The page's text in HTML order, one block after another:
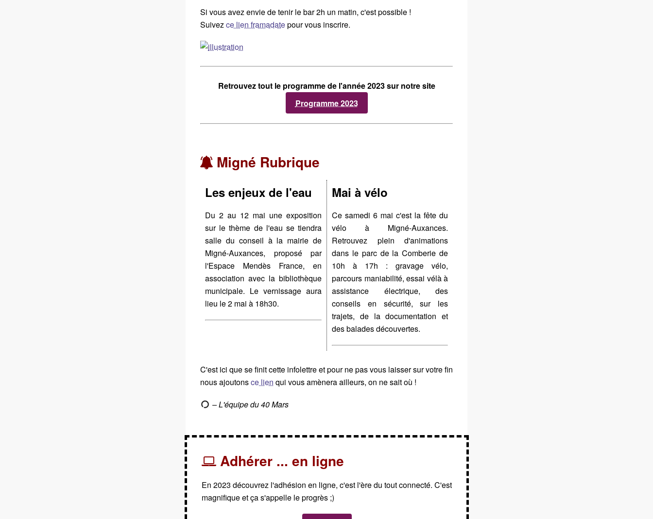
Si vous avez envie de tenir le bar 2h un matin, c'est possible !
Suivezce lien framadatepour vous inscrire.
Retrouvez tout le programme de l'année 2023 sur notre site
Programme 2023
Migné Rubrique
Les enjeux de l'eau
Du 2 au 12 mai une exposition
sur le thème de l'eau se tiendra
salle du conseil à la mairie de
Migné-Auxances, proposé par
l'Espace Mendès France, en
association avec la bibliothèque
municipale. Le vernissage aura
lieu le 2 mai à 18h30.
Mai à vélo
Ce samedi 6 mai c'est la fête du
vélo à Migné-Auxances.
Retrouvez plein d'animations
dans le parc de la Comberie de
10h à 17h : gravage vélo,
parcours maniabilité, essai vélà à
assistance électrique, des
conseils en sécurité, sur les
trajets, de la documentation et
des balades découvertes.
C'est ici que se finit cette infolettre et pour ne pas vous laisser sur votre fin
nous ajoutonsce lien qui vous amènera ailleurs, on ne sait où !
– L'équipe du 40 Mars
Adhérer ... en ligne
En 2023 découvrez l'adhésion en ligne, c'est l'ère du tout connecté. C'est
magnifique et ça s'appelle le progrès ;)